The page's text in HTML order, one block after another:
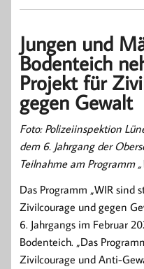
Jungen und
Bodenteich
Projekt für
gegen Gewalt
Foto: Polizeiinspektion
dem 6. Jahrgang der
Teilnahme am Programm
Das Programm „WIR sind
Zivilcourage und gegen
6. Jahrgangs im Februar
Bodenteich. „Das
Zivilcourage und Anti-